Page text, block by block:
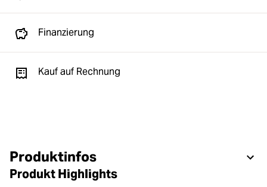
Finanzierung
Kauf auf Rechnung
Produktinfos
Produkt Highlights